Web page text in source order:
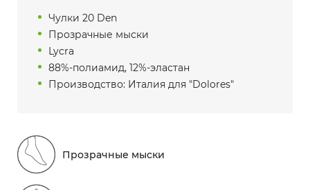
Чулки 20 Den
Прозрачные мыски
Lycra
88%-полиамид, 12%-эластан
Производство: Италия для "Dolores"
Прозрачные мыски